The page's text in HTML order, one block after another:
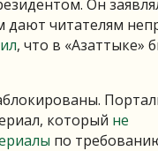
Он
дают читателям
, что в «Азаттыке»
который не
по